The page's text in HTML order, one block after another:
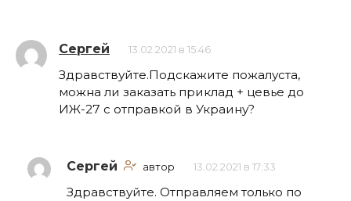
Сергей 13.02.2021 в 15:46
Здравствуйте.Подскажите пожалуста,
можна ли заказать приклад + цевье до
ИЖ-27 с отправкой в Украину?
Сергей автор 13.02.2021 в 17:33
Здравствуйте. Отправляем только по